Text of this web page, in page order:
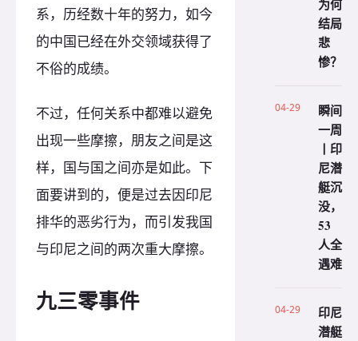
系，历经数十年的努力，如今
的中国已经在外交领域获得了
不俗的成绩。
不过，任何关系中都难以避免
出现一些摩擦，朋友之间是这
样，国与国之间亦是如此。下
面要讲到的，便是过去因印尼
排华的恶劣行为，而引发我国
与印尼之间的两次重大摩擦。
九三零事件
为何
结局
悲
惨？
04-29
瞬间
一周
丨印
尼潜
艇沉
没，
53
人全
遇难
04-29
印尼
潜艇